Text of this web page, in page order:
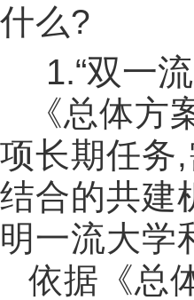
什么?
1.“双一
《总体方
项长期任务,
结合的共建
明一流大学
依据《总